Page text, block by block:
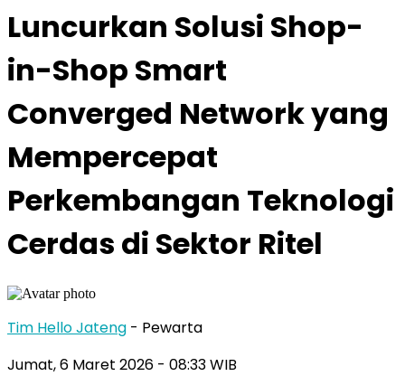
Luncurkan Solusi Shop-
in-Shop Smart
Converged Network yang
Mempercepat
Perkembangan Teknologi
Cerdas di Sektor Ritel
Tim Hello Jateng - Pewarta
Jumat, 6 Maret 2026 - 08:33 WIB